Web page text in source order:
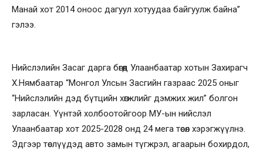
Манай хот 2014 оноос дагуул хотуудаа байгуулж байна”
гэлээ.
Нийслэлийн Засаг дарга бөгөөд Улаанбаатар хотын Захирагч
Х.Нямбаатар “Монгол Улсын Засгийн газраас 2025 оныг
“Нийслэлийн дэд бүтцийн хөгжлийг дэмжих жил᠌” болгон
зарласан. Үүнтэй холбоотойгоор МУ-ын нийслэл
Улаанбаатар хот 2025-2028 онд 24 мега төсөл хэрэгжүүлнэ.
Эдгээр төслүүдэд авто замын түгжрэл, агаарын бохирдол,